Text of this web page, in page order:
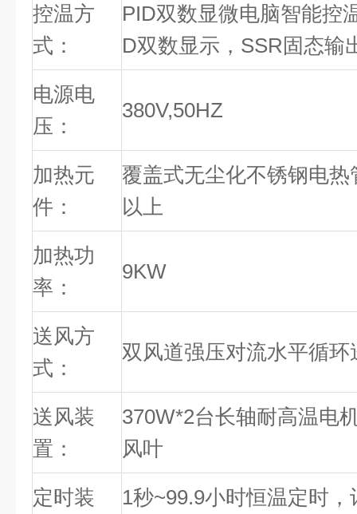
控温方
式：
PID双数显微电脑智能控
D双数显示，SSR固态输
电源电
压：
380V,50HZ
加热元
件：
覆盖式无尘化不锈钢电
以上
加热功
率：
9KW
送风方
式：
双风道强压对流水平循环
送风装
置：
370W*2台长轴耐高温电
风叶
定时装
1秒~99.9小时恒温定时